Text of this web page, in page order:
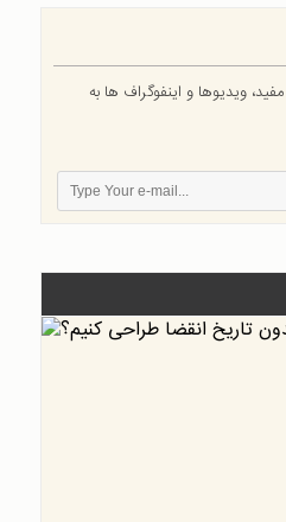
ویدیوها و اینفوگراف ها به